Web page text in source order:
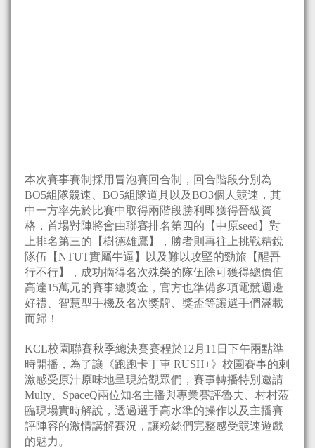
本次賽事賽制採用冒泡賽回合制，回合階段分別為
BO5組隊競速、BO5組隊道具以及BO3個人競速，其
中一方率先於比賽中取得兩階段勝利即獲得晉級資
格，首場對陣將會由聯賽排名第四的【中原seed】對
上排名第三的【樹德雄鷹】，勝者則再往上挑戰精銳
隊伍【NTUT實屬牛逼】以及難以攻堅的勁旅【醒吾
行不行】，成功摘得名次殊榮的隊伍除可獲得總價值
高達15萬元的賽事總獎金，官方也準備多項電競週邊
好禮、智慧型手機及名次獎牌、獎盃等讓選手們滿載
而歸！
KCL校園聯賽秋季總決賽賽程於12月11日下午兩點準
時開播，為了讓《跑跑卡丁車 RUSH+》校園賽事的刺
激感受原汁原味地呈現給觀眾們，賽事轉播特別邀請
Multy、SpaceQ兩位知名主播與專業賽評魯夫、村村蒞
臨現場實時解說，透過選手高水準的操作以及主播賽
評陣容的激情講解賽況，讓粉絲們完整感受競速遊戲
的魅力。